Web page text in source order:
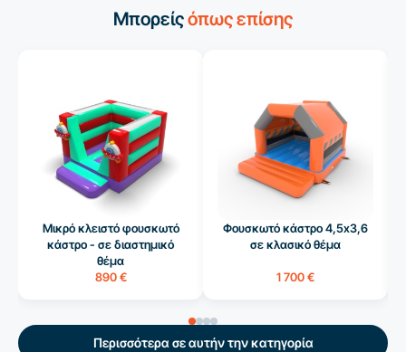
Μπορείςόπως επίσης
Μικρό κλειστό φουσκωτό
κάστρο - σε διαστημικό
θέμα
890 €
Φουσκωτό κάστρο 4,5x3,6
σε κλασικό θέμα
1 700 €
Περισσότερα σε αυτήν την κατηγορία